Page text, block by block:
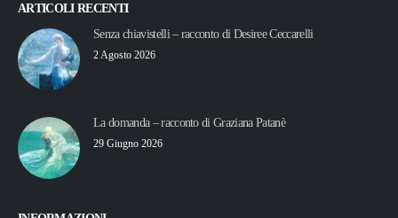
ARTICOLI RECENTI
Senza chiavistelli – racconto di Desiree Ceccarelli
2 Agosto 2026
La domanda – racconto di Graziana Patanè
29 Giugno 2026